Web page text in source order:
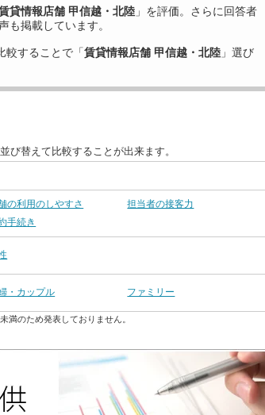
貸情報店舗 甲信越・北陸 」を評価。さらに回答者
も掲載しています。
較することで「賃貸情報店舗 甲信越・北陸 」選び
び替えて比較することが出来ます。
の利用のしやすさ
担当者の接客力
手続き
・カップル ファミリー
満のため発表しておりません。